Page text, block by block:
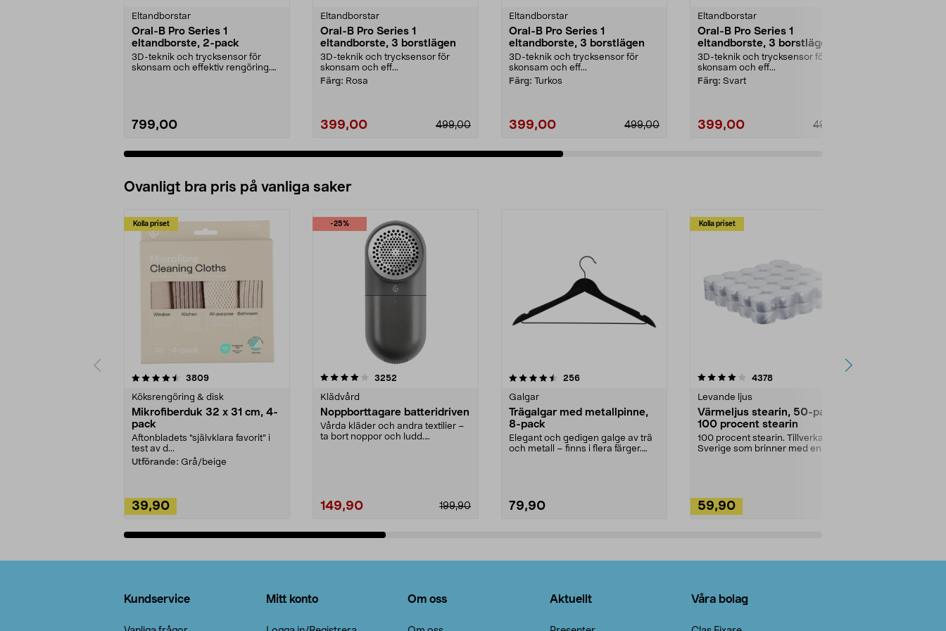
Eltandborstar
Oral-B Pro Series 1
eltandborste, 2-pack
3D-teknik och trycksensor för
skonsam och effektiv rengöring.
799,00
Eltandborstar
Oral-B Pro Series 1
eltandborste, 3 borstlägen
3D-teknik och trycksensor för
skonsam och eff...
Färg: Rosa
499,00
399,00
Eltandborstar
Oral-B Pro Series 1
eltandborste, 3 borstlägen
3D-teknik och trycksensor för
skonsam och eff...
Färg: Turkos
499,00
399,00
Eltandborstar
Oral-B Pro Series 1
eltandborste, 3 borstlägen
3D-teknik och trycksensor för
skonsam och eff...
Färg: Svart
499,00
399,00
Ovanligt bra pris på vanliga saker
Kolla priset
3809recensioner
Köksrengöring & disk
Mikrofiberduk 32 x 31 cm, 4-
pack
Aftonbladets "självklara favorit” i
test av d...
Utförande: Grå/beige
39,90
-25%
4.0av 5 stjärnor 3252
Klädvård
Noppborttagare batteridriven
Vårda kläder och andra textilier –
ta bort noppor och ludd.
199,90
149,90
4.5av 5 stjärnor 256recensioner
Galgar
Trägalgar med metallpinne,
8-pack
Elegant och gedigen galge av trä
och metall – finns i flera färger.
79,90
Kolla priset
4.0av 5 stjärnor 4378recensioner
Levande ljus
Värmeljus stearin, 50-pack,
100 procent stearin
100 procent stearin. Tillverkade i
Sverige som brinner med en
59,90
4.5av 5 stjärnor
Kundservice Mitt konto Om oss Aktuellt Våra bolag